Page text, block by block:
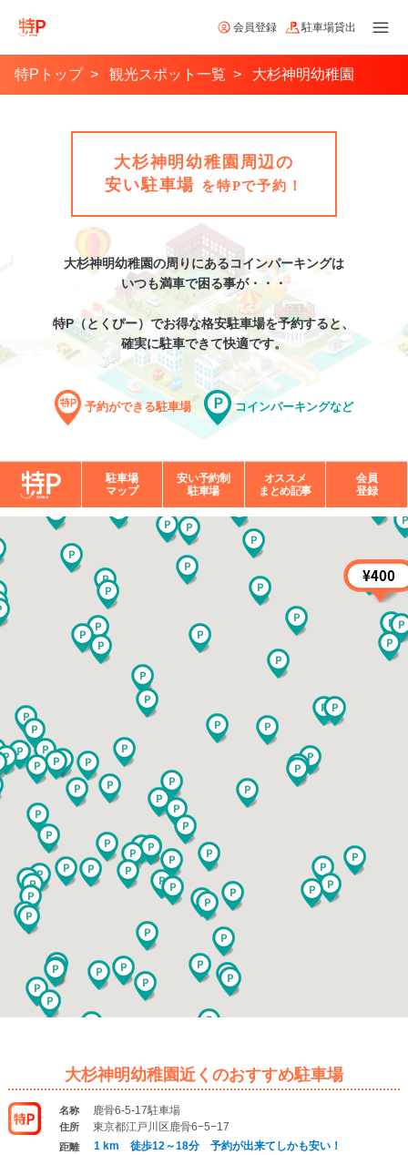
会員登録 駐車場貸出
特Pトップ 観光スポット一覧 大杉神明幼稚園
大杉神明幼稚園周辺の
安い駐車場 を特Pで予約！
大杉神明幼稚園の周りにあるコインパーキングは
いつも満車で困る事が・・・
特P（とくぴー）でお得な格安駐車場を予約すると、
確実に駐車できて快適です。
予約ができる駐車場 コインパーキングなど
駐車場
マップ
安い予約制
駐車場
オススメ
まとめ記事
会員
登録
大杉神明幼稚園近くのおすすめ駐車場
名称 鹿骨6-5-17駐車場
住所 東京都江戸川区鹿骨6−5−17
距離 1 km 徒歩12～18分 予約が出来てしかも安い！